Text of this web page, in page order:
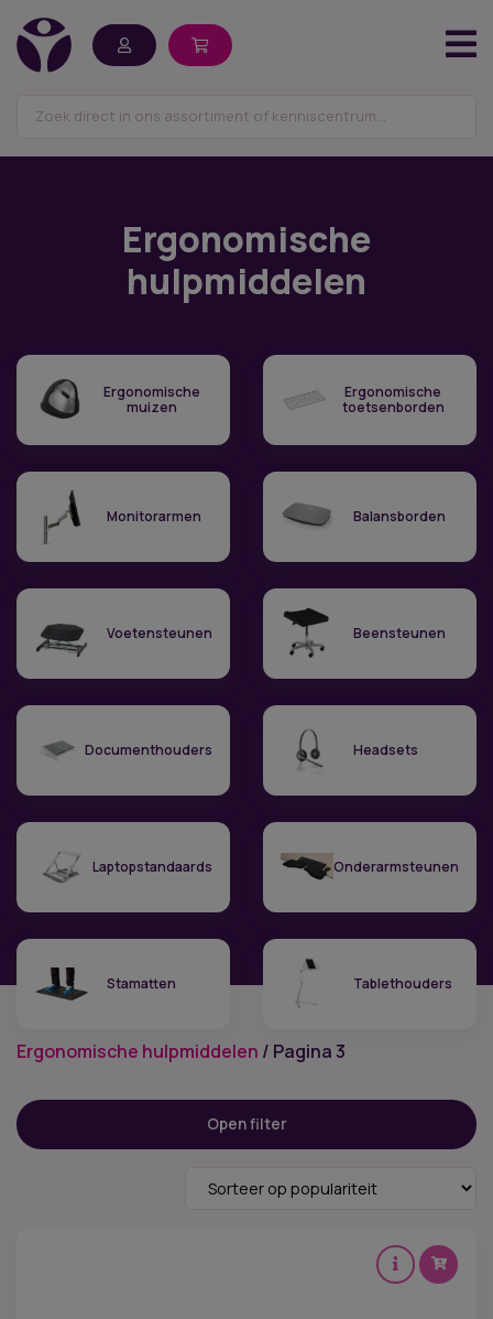
Ergonomische
hulpmiddelen
Ergonomische
muizen
Ergonomische
toetsenborden
Monitorarmen Balansborden
Voetensteunen Beensteunen
Documenthouders Headsets
Laptopstandaards Onderarmsteunen
Stamatten Tablethouders
Ergonomische hulpmiddelen / Pagina 3
Prijs:€ 14—€ 435
Open filter